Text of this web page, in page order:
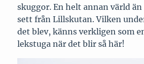
skuggor. En helt annan värld än
sett från Lillskutan. Vilken
det blev, känns verkligen som
lekstuga när det blir så här!